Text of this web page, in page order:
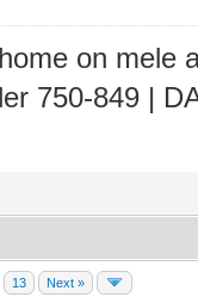
on mele
750-849 |
13 Next »